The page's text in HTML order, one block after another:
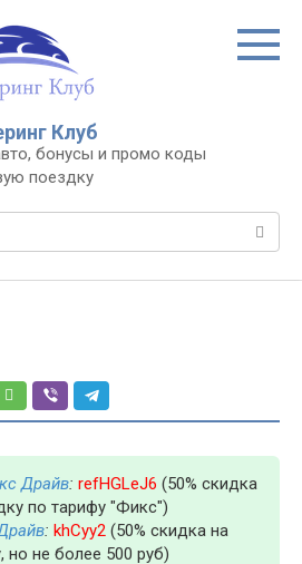
Клуб
бонусы и промо коды
поездку
Драйв: refHGLeJ6 (50% скидка
по тарифу "Фикс")
: khCyy2 (50% скидка на
но не более 500 руб)